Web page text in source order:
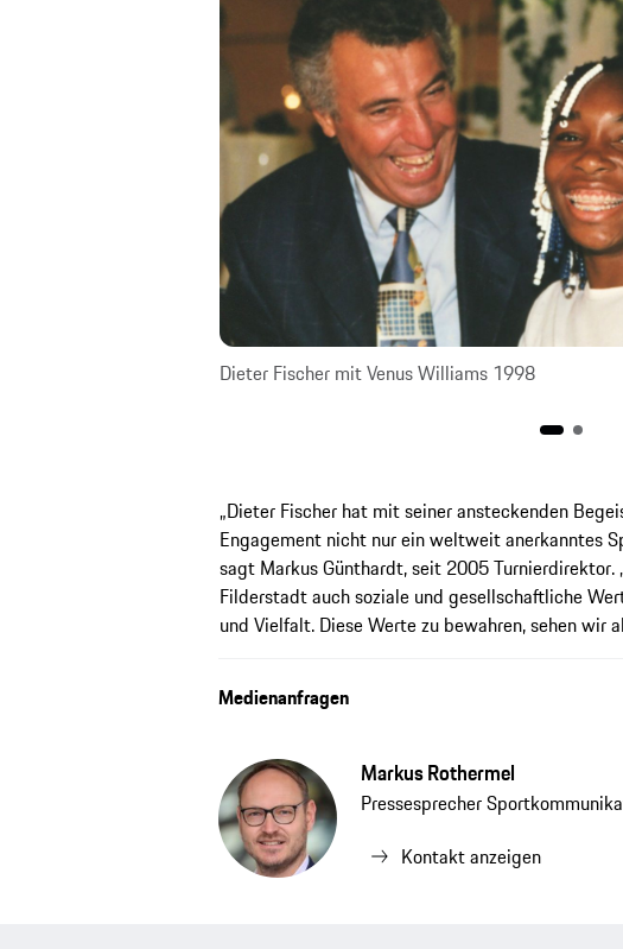
Dieter Fischer mit Venus Williams 1998
„Dieter Fischer hat mit seiner ansteckenden
Engagement nicht nur ein weltweit anerkanntes
sagt Markus Günthardt, seit 2005 Turnierdirektor.
Filderstadt auch soziale und gesellschaftliche
und Vielfalt. Diese Werte zu bewahren, sehen wir
Medienanfragen
Markus Rothermel
Pressesprecher
Kontakt anzeigen